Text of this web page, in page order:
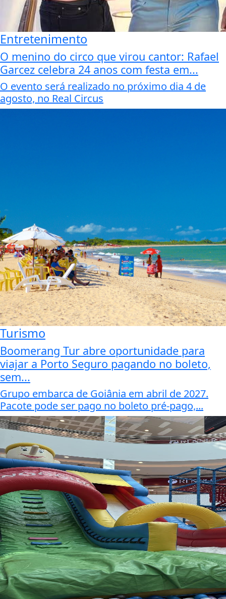
Entretenimento
O menino do circo que virou cantor: Rafael
Garcez celebra 24 anos com festa em...
O evento será realizado no próximo dia 4 de
agosto, no Real Circus
Turismo
Boomerang Tur abre oportunidade para
viajar a Porto Seguro pagando no boleto,
sem...
Grupo embarca de Goiânia em abril de 2027.
Pacote pode ser pago no boleto pré-pago,...